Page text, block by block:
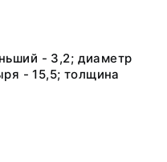
- 3,2; диаметр
- 15,5; толщина